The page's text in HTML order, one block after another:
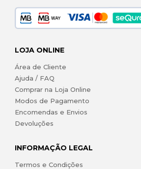
LOJA ONLINE
Área de Cliente
Ajuda / FAQ
Comprar na Loja Online
Modos de Pagamento
Encomendas e Envios
Devoluções
INFORMAÇÃO LEGAL
Termos e Condições